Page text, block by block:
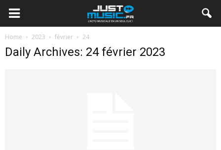
Home 2023 février 24
Daily Archives: 24 février 2023